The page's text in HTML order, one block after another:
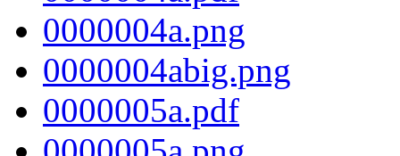
0000004a.png
0000004abig.png
0000005a.pdf